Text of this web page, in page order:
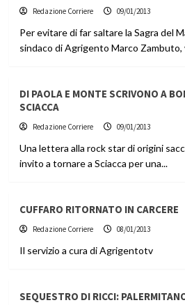
Redazione Corriere 09/01/2013
Per evitare di far saltare la Sagra del
sindaco di Agrigento Marco Zambuto,
DI PAOLA E MONTE SCRIVONO A
SCIACCA
Redazione Corriere 09/01/2013
Una lettera alla rock star di origini
invito a tornare a Sciacca per una...
CUFFARO RITORNATO IN CARCERE
Redazione Corriere 08/01/2013
Il servizio a cura di Agrigentotv
SEQUESTRO DI RICCI: